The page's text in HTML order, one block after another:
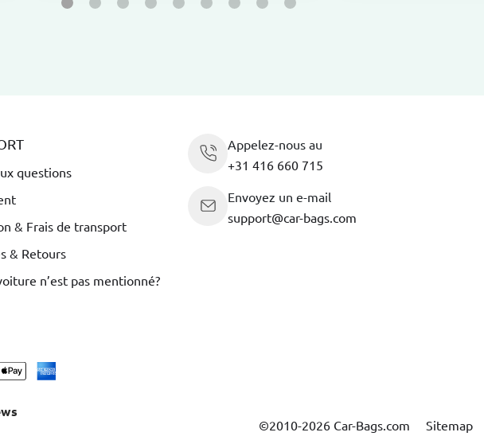
questions
& Frais de transport
& Retours
n’est pas mentionné?
Appelez-nous au
+31 416 660 715
Envoyez un e-mail
support@car-bags.com
©2010-2026 Car-Bags.com Sitemap